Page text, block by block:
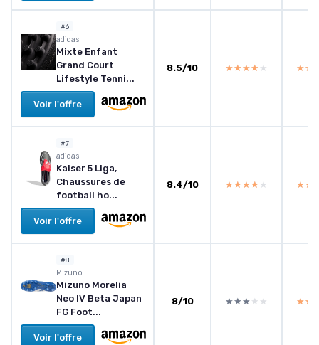
#6
adidas
Mixte Enfant
Grand Court
Lifestyle Tenni...
Voir l'offre
8.5/10 ★★★★★
★★★★★
#7
adidas
Kaiser 5 Liga,
Chaussures de
football ho...
Voir l'offre
8.4/10 ★★★★★
★★★★★
#8
Mizuno
Mizuno Morelia
Neo IV Beta Japan
FG Foot...
Voir l'offre
8/10 ★★★★★
★★★★★